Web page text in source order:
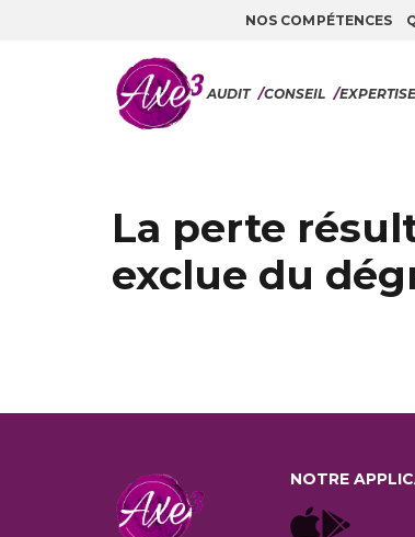
NOS COMPÉTENCES
AUDIT /CONSEIL /EXPERTISE
La perte
exclue du
NOTRE